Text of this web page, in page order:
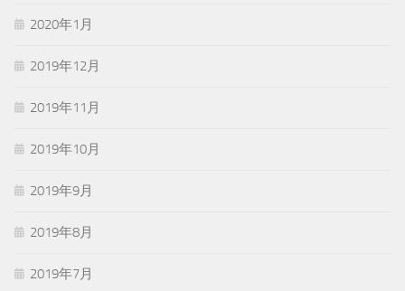
2020年1月
2019年12月
2019年11月
2019年10月
2019年9月
2019年8月
2019年7月